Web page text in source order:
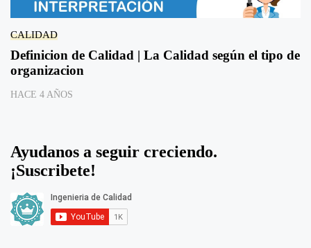
CALIDAD
Definicion de Calidad | La Calidad según el tipo de
organizacion
HACE 4 AÑOS
Ayudanos a seguir creciendo.
¡Suscribete!